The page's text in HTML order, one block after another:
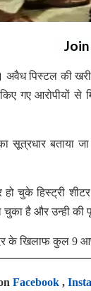
पिस्टल की खरीद
किए गए
सूत्रधार बताया
हो चुके हिस्ट्री
चुका है और उन्ही
के खिलाफ कुल 9
Facebook ,